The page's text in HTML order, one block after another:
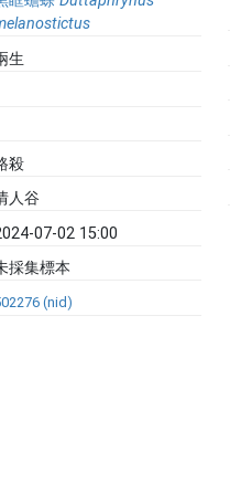
生
殺
人谷
07-02 15:00
採集標本
(nid)